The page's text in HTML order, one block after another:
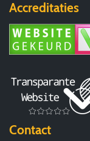
Accreditaties
Contact